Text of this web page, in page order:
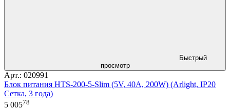
Быстрый
просмотр
Арт.: 020991
Блок питания HTS-200-5-Slim (5V, 40A, 200W) (Arlight, IP20
Сетка, 3 года)
5 00578